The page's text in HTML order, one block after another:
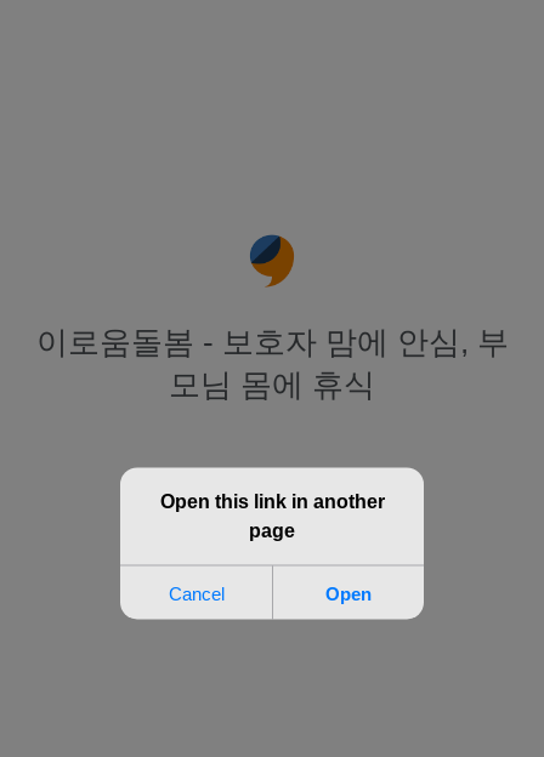
이로움돌봄 - 보호자 맘에 안심, 부
모님 몸에 휴식